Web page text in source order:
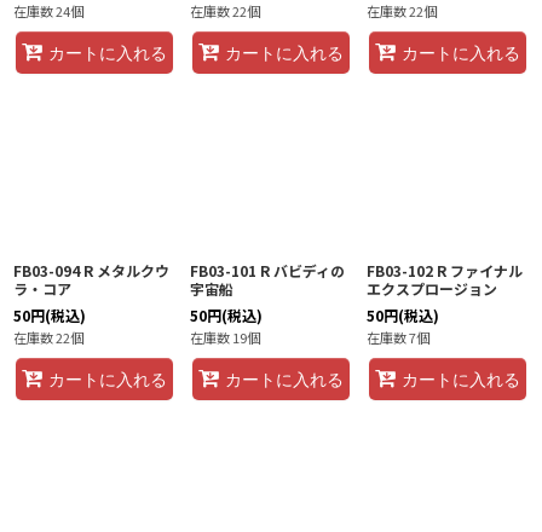
在庫数 24個
カートに入れる
在庫数 22個
カートに入れる
在庫数 22個
カートに入れる
FB03-094 R メタルクウ
ラ・コア
50円(税込)
在庫数 22個
カートに入れる
FB03-101 R バビディの
宇宙船
50円(税込)
在庫数 19個
カートに入れる
FB03-102 R ファイナル
エクスプロージョン
50円(税込)
在庫数 7個
カートに入れる